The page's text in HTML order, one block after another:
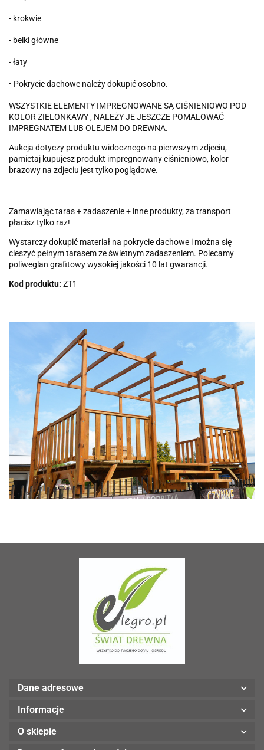
- krokwie
- belki główne
- łaty
• Pokrycie dachowe należy dokupić osobno.
WSZYSTKIE ELEMENTY IMPREGNOWANE SĄ CIŚNIENIOWO POD
KOLOR ZIELONKAWY , NALEŻY JE JESZCZE POMALOWAĆ
IMPREGNATEM LUB OLEJEM DO DREWNA.
Aukcja dotyczy produktu widocznego na pierwszym zdjeciu,
pamietaj kupujesz produkt impregnowany ciśnieniowo, kolor
brazowy na zdjeciu jest tylko poglądowe.
Zamawiając taras + zadaszenie + inne produkty, za transport
płacisz tylko raz!
Wystarczy dokupić materiał na pokrycie dachowe i można się
cieszyć pełnym tarasem ze świetnym zadaszeniem. Polecamy
poliweglan grafitowy wysokiej jakości 10 lat gwarancji.
Kod produktu: ZT1
Dane adresowe
Informacje
O sklepie